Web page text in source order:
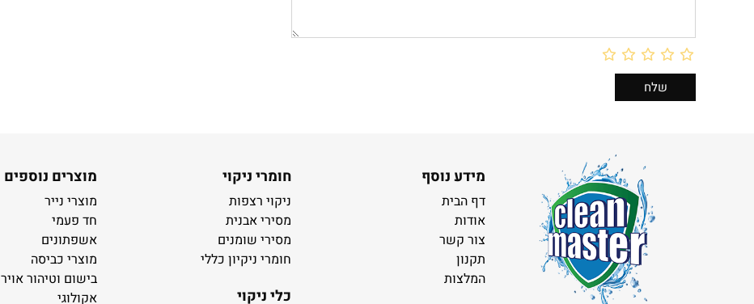
מידע נוסף
דף הבית
אודות
צור קשר
תקנון
המלצות
חומרי ניקוי
ניקוי רצפות
מסירי אבנית
מסירי שומנים
חומרי ניקיון כללי
כלי ניקוי
מוצרים נוספים
מוצרי נייר
חד פעמי
אשפתונים
מוצרי כביסה
בישום וטיהור אויר
אקולוגי